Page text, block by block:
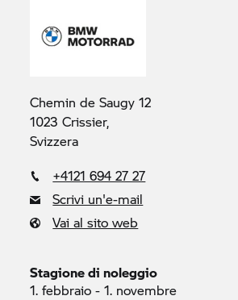
Chemin de Saugy 12
1023 Crissier,
Svizzera
+4121 694 27 27
Scrivi un'e-mail
Vai al sito web
Stagione di noleggio
1. febbraio - 1. novembre